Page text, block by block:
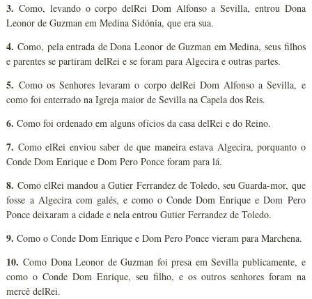
3. Como, levando o corpo delRei Dom Alfonso a Sevilla, entrou Dona
Leonor de Guzman em Medina Sidónia, que era sua.
4. Como, pela entrada de Dona Leonor de Guzman em Medina, seus filhos
e parentes se partiram delRei e se foram para Algecira e outras partes.
5. Como os Senhores levaram o corpo delRei Dom Alfonso a Sevilla, e
como foi enterrado na Igreja maior de Sevilla na Capela dos Reis.
6.Como foi ordenado em alguns ofícios da casa delRei e do Reino.
7. Como elRei enviou saber de que maneira estava Algecira, porquanto o
Conde Dom Enrique e Dom Pero Ponce foram para lá.
8. Como elRei mandou a Gutier Ferrandez de Toledo, seu Guarda-mor, que
fosse a Algecira com galés, e como o Conde Dom Enrique e Dom Pero
Ponce deixaram a cidade e nela entrou Gutier Ferrandez de Toledo.
9. Como o Conde Dom Enrique e Dom Pero Ponce vieram para Marchena.
10. Como Dona Leonor de Guzman foi presa em Sevilla publicamente, e
como o Conde Dom Enrique, seu filho, e os outros senhores foram na
mercê delRei.